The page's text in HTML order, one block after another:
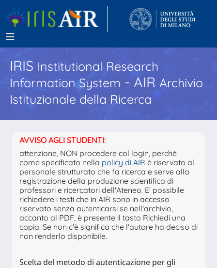
IRISInstitutional Research
Information System - AIR Archivio
Istituzionale della Ricerca
AVVISO AGLI STUDENTI:
attenzione, NON procedere col login, perchè
come specificato nella policy di AIR è riservato al
personale strutturato che fa ricerca e serve alla
registrazione della produzione scientifica di
professori e ricercatori dell'Ateneo. E' possibile
richiedere i testi che in AIR sono in accesso
riservato senza autenticarsi se nell'archivio,
accanto al PDF, è presente il tasto Richiedi una
copia. Se non c'è significa che l'autore ha deciso di
non renderlo disponibile.
Scelta del metodo di autenticazione per gli